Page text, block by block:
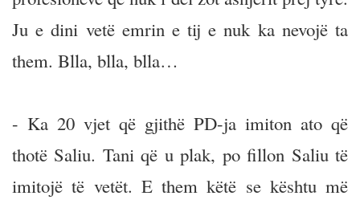
Ju e dini vetë emrin e tij e nuk ka nevojë ta
them. Blla, blla, blla…
- Ka 20 vjet që gjithë PD-ja imiton ato që
thotë Saliu. Tani që u plak, po fillon Saliu të
imitojë të vetët. E them këtë se kështu më